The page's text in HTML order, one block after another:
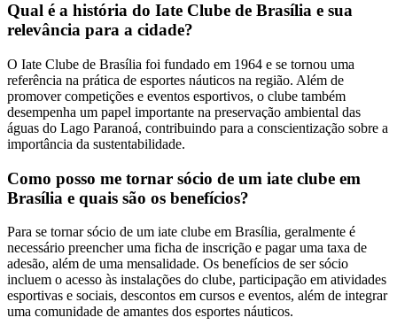
Qual é a história do Iate Clube de Brasília e sua
relevância para a cidade?
O Iate Clube de Brasília foi fundado em 1964 e se tornou uma
referência na prática de esportes náuticos na região. Além de
promover competições e eventos esportivos, o clube também
desempenha um papel importante na preservação ambiental das
águas do Lago Paranoá, contribuindo para a conscientização sobre a
importância da sustentabilidade.
Como posso me tornar sócio de um iate clube em
Brasília e quais são os benefícios?
Para se tornar sócio de um iate clube em Brasília, geralmente é
necessário preencher uma ficha de inscrição e pagar uma taxa de
adesão, além de uma mensalidade. Os benefícios de ser sócio
incluem o acesso às instalações do clube, participação em atividades
esportivas e sociais, descontos em cursos e eventos, além de integrar
uma comunidade de amantes dos esportes náuticos.